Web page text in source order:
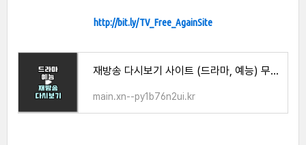
http://bit.ly/TV_Free_AgainSite
재방송 다시보기 사이트 (드라마, 예능) 무료 시청 방법
main.xn--py1b76n2ui.kr